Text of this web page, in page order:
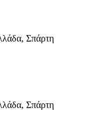
Σπάρτη
Σπάρτη